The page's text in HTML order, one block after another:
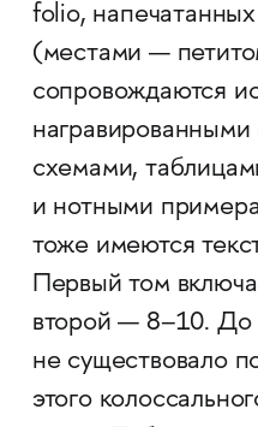
folio,
(местами —
сопровождаются
схемами,
и нотными
тоже имеются
Первый том
второй — 8–10. До
не существовало
этого